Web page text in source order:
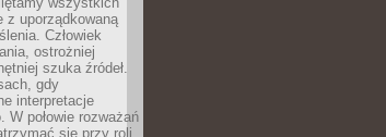
z uporządkowaną
Człowiek
ostrożniej
szuka źródeł.
gdy
interpretacje
połowie rozważań
się przy roli